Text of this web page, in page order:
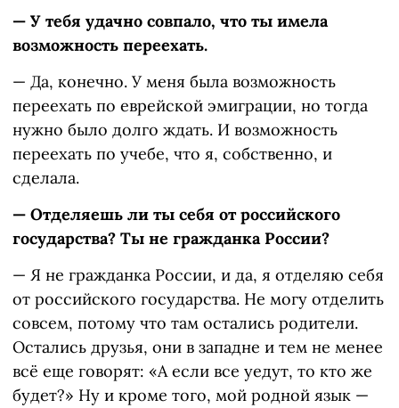
— У тебя удачно совпало, что ты имела
возможность переехать.
— Да, конечно. У меня была возможность
переехать по еврейской эмиграции, но тогда
нужно было долго ждать. И возможность
переехать по учебе, что я, собственно, и
сделала.
— Отделяешь ли ты себя от российского
государства? Ты не гражданка России?
— Я не гражданка России, и да, я отделяю себя
от российского государства. Не могу отделить
совсем, потому что там остались родители.
Остались друзья, они в западне и тем не менее
всё еще говорят: «А если все уедут, то кто же
будет?» Ну и кроме того, мой родной язык —